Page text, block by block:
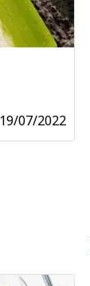
19/07/2022